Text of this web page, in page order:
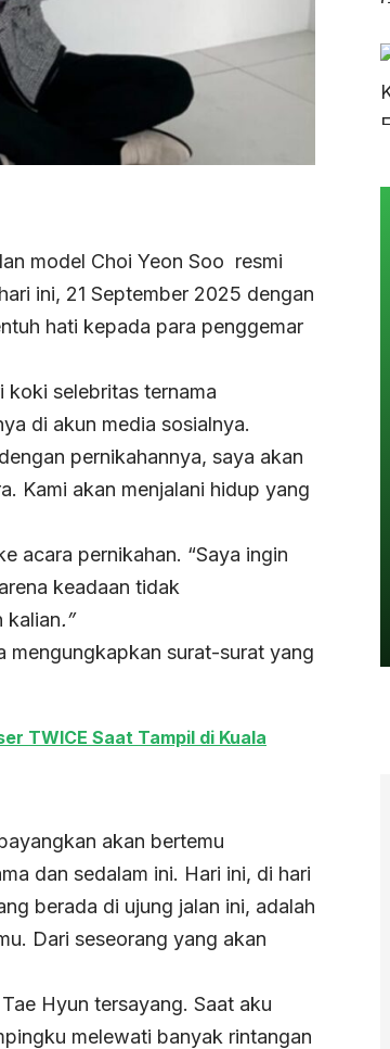
model Choi Yeon Soo resmi
ini, 21 September 2025 dengan
hati kepada para penggemar
koki selebritas ternama
di akun media sosialnya.
pernikahannya, saya akan
Kami akan menjalani hidup yang
acara pernikahan. “Saya ingin
keadaan tidak
kalian.”
mengungkapkan surat-surat yang
TWICE Saat Tampil di Kuala
akan bertemu
dan sedalam ini. Hari ini, di hari
berada di ujung jalan ini, adalah
Dari seseorang yang akan
Hyun tersayang. Saat aku
melewati banyak rintangan